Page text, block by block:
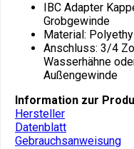
IBC Adapter
Grobgewinde
Material:
Anschluss: 3/4
Wasserhähne
Außengewinde
Information zur
Hersteller
Datenblatt
Gebrauchsanweisung